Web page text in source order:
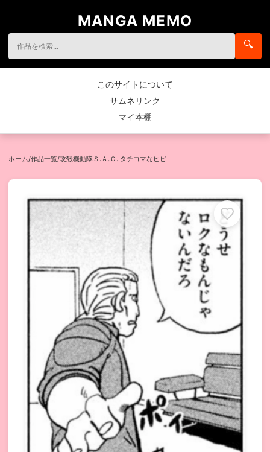
MANGA MEMO
🔍
このサイトについて
サムネリンク
マイ本棚
ホーム/作品一覧/攻殻機動隊Ｓ.Ａ.Ｃ. タチコマなヒビ